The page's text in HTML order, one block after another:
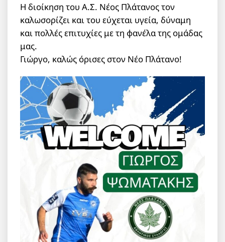
Η διοίκηση του Α.Σ. Νέος Πλάτανος τον
καλωσορίζει και του εύχεται υγεία, δύναμη
και πολλές επιτυχίες με τη φανέλα της ομάδας
μας.
Γιώργο, καλώς όρισες στον Νέο Πλάτανο!